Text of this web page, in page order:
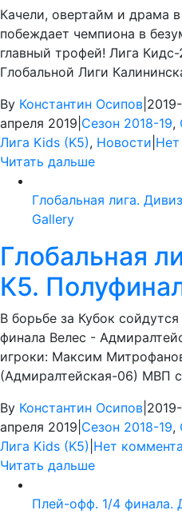
Качели, овертайм и драма
побеждает чемпиона в
главный трофей! Лига
Глобальной Лиги
By Константин Осипов
апреля 2019 Сезон 2018-19,
Лига Kids (K5), Новости
Читать дальше
Глобальная лига.
Gallery
Глобальная
К5.
В борьбе за Кубок
финала Велес -
игроки: Максим
(Адмиралтейская-06) МВП
By Константин Осипов
апреля 2019 Сезон 2018-19,
Лига Kids (K5) Нет
Читать дальше
Плей-офф. 1/4 финала.